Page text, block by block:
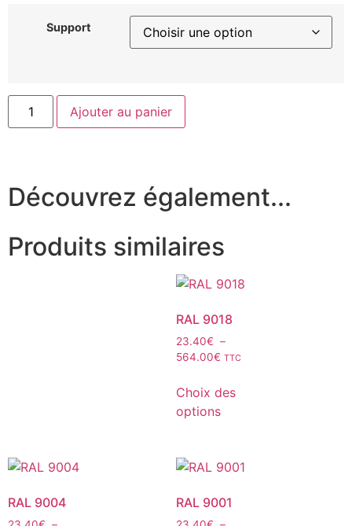
Support
Ajouter au panier
Découvrez également...
Produits similaires
RAL 9018
23.40€ –
564.00€ TTC
Choix des
options
RAL 9004 RAL 9001